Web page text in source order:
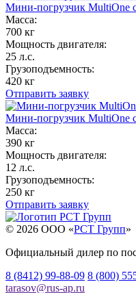
Мини-погрузчик MultiОne
Масса:
700 кг
Мощность двигателя:
25 л.с.
Грузоподъемность:
420 кг
Отправить заявку
Мини-погрузчик MultiОne
Масса:
390 кг
Мощность двигателя:
12 л.с.
Грузоподъемность:
250 кг
Отправить заявку
© 2026 OOO «РСТ Групп»
Официальный дилер по
8 (8412) 99-88-09 8 (800)
tarasov@rus-ap.ru